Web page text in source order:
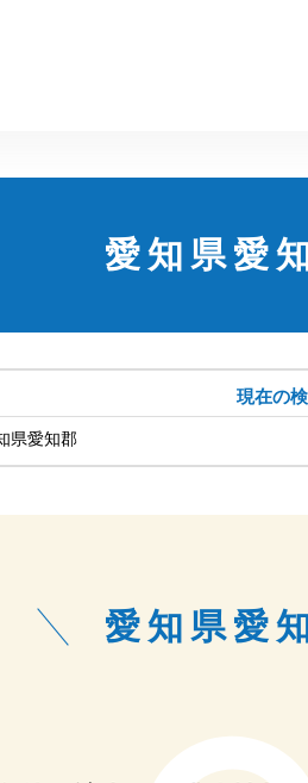
愛知県愛
現在の
県愛知郡
愛知県愛